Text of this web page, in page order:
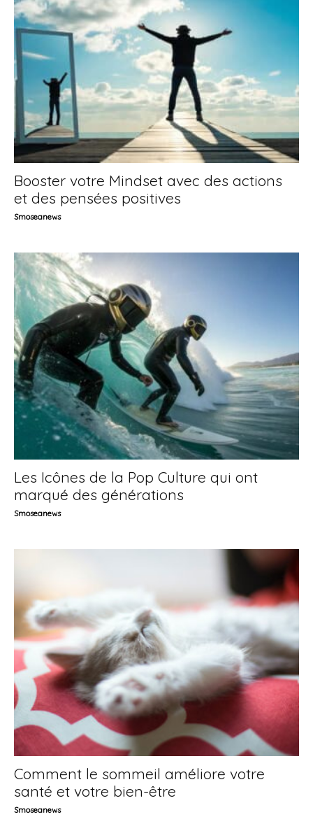
Booster votre Mindset avec des actions
et des pensées positives
Smoseanews
Les Icônes de la Pop Culture qui ont
marqué des générations
Smoseanews
Comment le sommeil améliore votre
santé et votre bien-être
Smoseanews